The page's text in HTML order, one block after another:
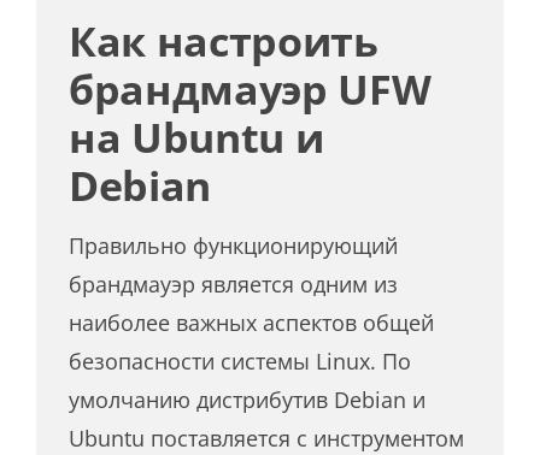
Как настроить
брандмауэр UFW
на Ubuntu и
Debian
Правильно функционирующий
брандмауэр является одним из
наиболее важных аспектов общей
безопасности системы Linux. По
умолчанию дистрибутив Debian и
Ubuntu поставляется с инструментом